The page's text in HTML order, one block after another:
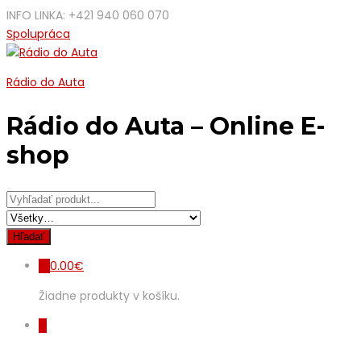
INFO LINKA: +421 940 060 070
Spolupráca
Rádio do Auta
Rádio do Auta – Online E-
shop
0.00€
Žiadne produkty v košíku.